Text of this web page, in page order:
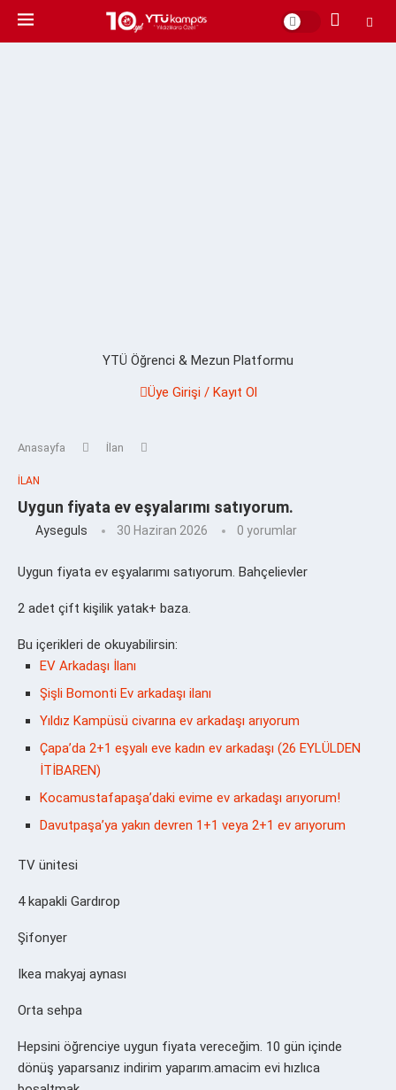
YTÜ Öğrenci & Mezun Platformu
Üye Girişi / Kayıt Ol
Anasayfa İlan
İLAN
Uygun fiyata ev eşyalarımı satıyorum.
Ayseguls 30 Haziran 2026 0 yorumlar
Uygun fiyata ev eşyalarımı satıyorum. Bahçelievler
2 adet çift kişilik yatak+ baza.
Bu içerikleri de okuyabilirsin:
EV Arkadaşı İlanı
Şişli Bomonti Ev arkadaşı ilanı
Yıldız Kampüsü civarına ev arkadaşı arıyorum
Çapa’da 2+1 eşyalı eve kadın ev arkadaşı (26 EYLÜLDEN
İTİBAREN)
Kocamustafapaşa’daki evime ev arkadaşı arıyorum!
Davutpaşa’ya yakın devren 1+1 veya 2+1 ev arıyorum
TV ünitesi
4 kapakli Gardırop
Şifonyer
Ikea makyaj aynası
Orta sehpa
Hepsini öğrenciye uygun fiyata vereceğim. 10 gün içinde
dönüş yaparsanız indirim yaparım.amacim evi hızlıca